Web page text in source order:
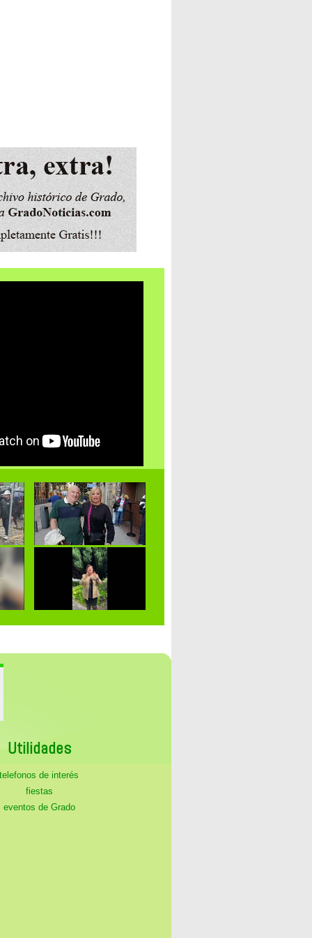
Utilidades
telefonos de interés
fiestas
eventos de Grado